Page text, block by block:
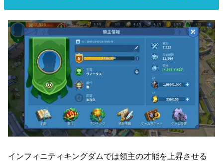
インフィニティキングダムでは領主の才能を上昇させる